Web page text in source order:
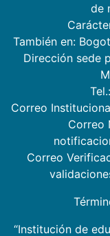
de
También en:
Dirección sede
Correo
Correo
Correo
“Institución de